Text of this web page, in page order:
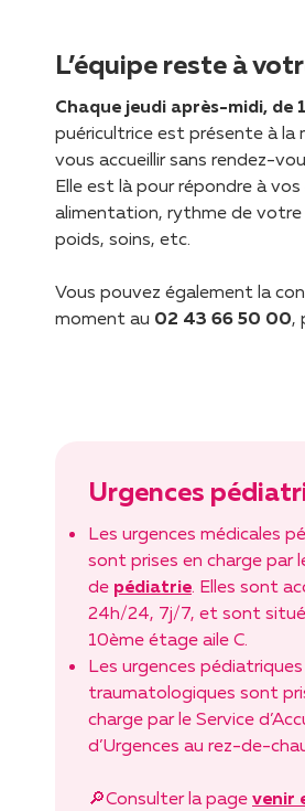
L’équipe reste à
Chaque jeudi après-midi, de
puéricultrice est présente à la
vous accueillir sans rendez-
Elle est là pour répondre à
alimentation, rythme de votre
poids, soins, etc.
Vous pouvez également la
moment au 02 43 66 50 00,
Urgences
Les urgences médicales
sont prises en charge par
de pédiatrie. Elles sont
24h/24, 7j/7, et sont
10ème étage aile C.
Les urgences pédiatriques
traumatologiques sont
charge par le Service
d’Urgences au rez-de-
🔎Consulter la page venir